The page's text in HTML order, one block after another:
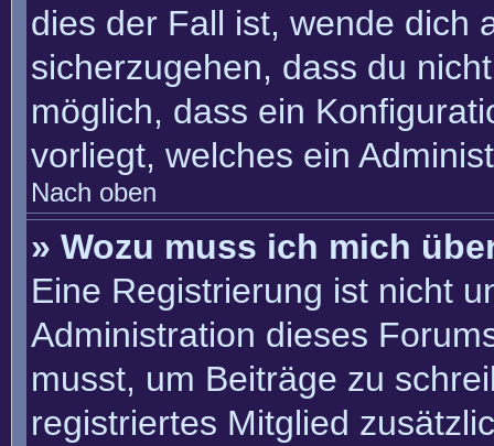
dies der Fall ist, wende dich
sicherzugehen, dass du
möglich, dass ein
vorliegt, welches ein
Nach oben
» Wozu muss ich mich
Eine Registrierung ist nicht
Administration dieses
musst, um Beiträge zu
registriertes Mitglied